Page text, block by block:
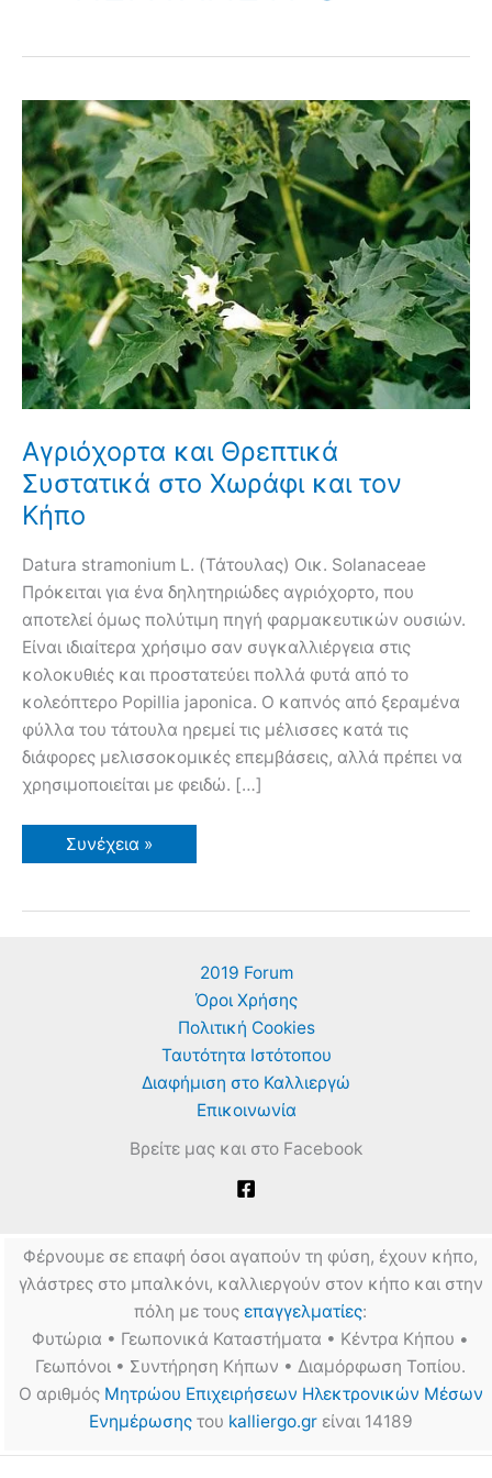
Αγριόχορτα και Θρεπτικά
Συστατικά στο Χωράφι και τον
Κήπο
Datura stramonium L. (Τάτουλας) Οικ. Solanaceae
Πρόκειται για ένα δηλητηριώδες αγριόχορτο, που
αποτελεί όμως πολύτιμη πηγή φαρμακευτικών ουσιών.
Είναι ιδιαίτερα χρήσιμο σαν συγκαλλιέργεια στις
κολοκυθιές και προστατεύει πολλά φυτά από το
κολεόπτερο Popillia japonica. Ο καπνός από ξεραμένα
φύλλα του τάτουλα ηρεμεί τις μέλισσες κατά τις
διάφορες μελισσοκομικές επεμβάσεις, αλλά πρέπει να
χρησιμοποιείται με φειδώ. […]
Αγριόχορτα
και
στο
Συνέχεια »
2019 Forum
Όροι Χρήσης
Πολιτική Cookies
Ταυτότητα Ιστότοπου
Διαφήμιση στο Καλλιεργώ
Επικοινωνία
Βρείτε μας και στο Facebook
Φέρνουμε σε επαφή όσοι αγαπούν τη φύση, έχουν κήπο,
γλάστρες στο μπαλκόνι, καλλιεργούν στον κήπο και στην
πόλη με τους επαγγελματίες:
Φυτώρια • Γεωπονικά Καταστήματα • Κέντρα Κήπου •
Γεωπόνοι • Συντήρηση Κήπων • Διαμόρφωση Τοπίου.
Ο αριθμός Μητρώου Επιχειρήσεων Ηλεκτρονικών Μέσων
Ενημέρωσηςτου kalliergo.grείναι 14189